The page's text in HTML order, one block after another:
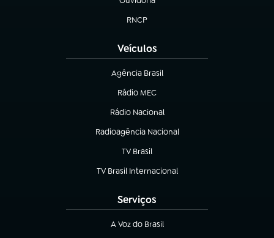
(abre em nova aba)
RNCP
(abre em nova aba)
Veículos
Agência Brasil
(abre em nova aba)
Rádio MEC
Rádio Nacional
(abre em nova aba)
Radioagência Nacional
(abre em nova aba)
TV Brasil
(abre em nova aba)
TV Brasil Internacional
(abre em nova aba)
Serviços
A Voz do Brasil
(abre em nova aba)